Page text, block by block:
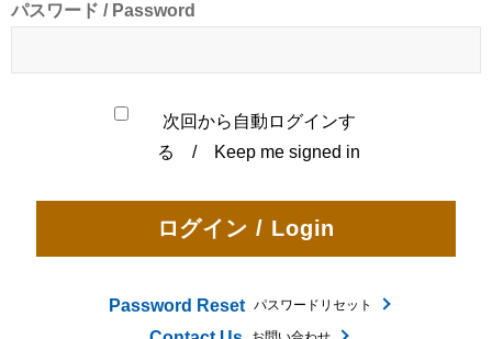
パスワード / Password
次回から自動ログインす
る / Keep me signed in
Password Reset パスワードリセット